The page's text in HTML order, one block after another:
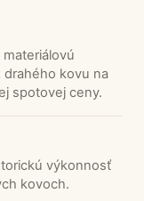
kovu na
spotovej ceny.
výkonnosť
kovoch.